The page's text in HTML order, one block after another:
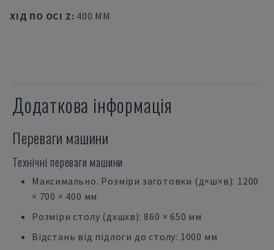
ХІД ПО ОСІ Z: 400 MM
Додаткова інформація
Переваги машини
Технічні переваги машини
Максимально. Розміри заготовки (д×ш×в): 1200
× 700 × 400 мм
Розміри столу (дхшхв): 860 × 650 мм
Відстань від підлоги до столу: 1000 мм